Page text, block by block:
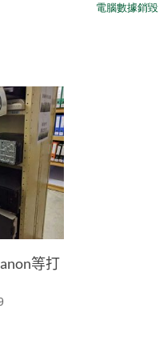
等打
電腦數據銷毀